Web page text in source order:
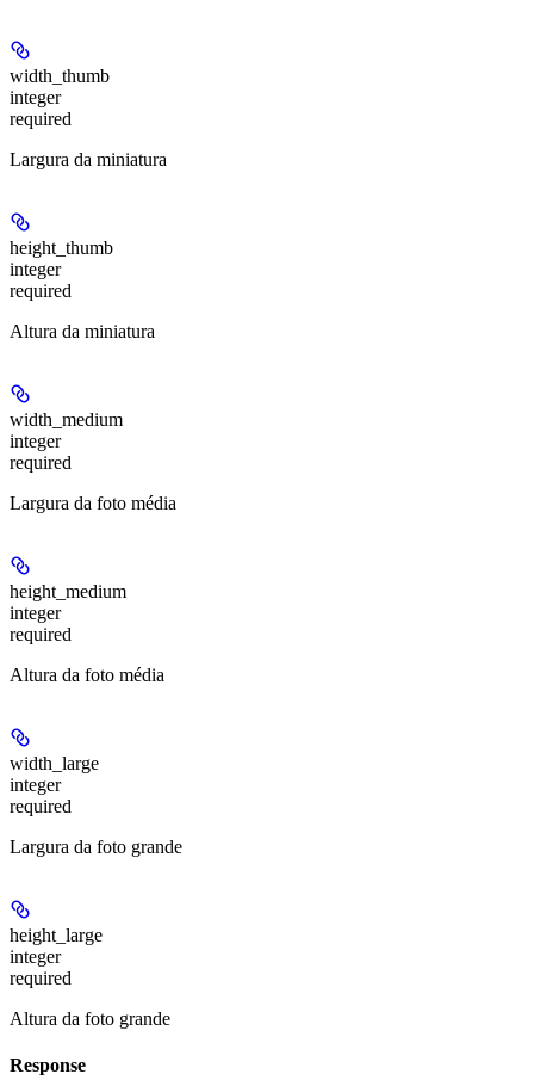
width_thumb
integer
required
Largura da miniatura
height_thumb
integer
required
Altura da miniatura
width_medium
integer
required
Largura da foto média
height_medium
integer
required
Altura da foto média
width_large
integer
required
Largura da foto grande
height_large
integer
required
Altura da foto grande
Response